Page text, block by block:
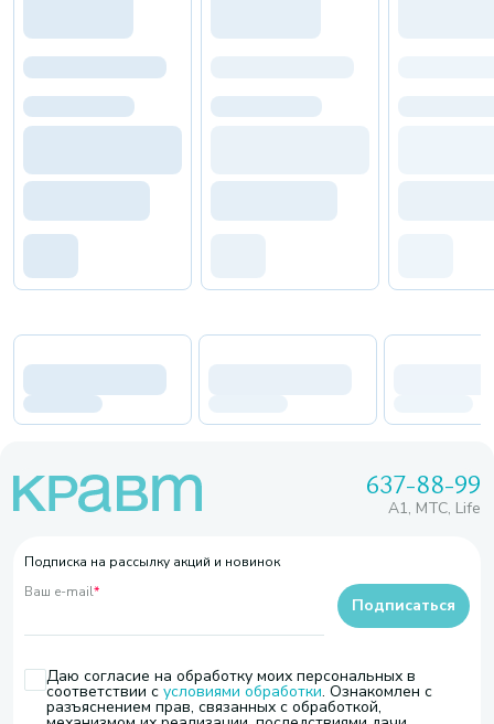
637-88-99
A1, МТС, Life
Подписка на рассылку акций и новинок
Ваш e-mail*
Даю согласие на обработку моих персональных в
соответствии с условиями обработки. Ознакомлен с
разъяснением прав, связанных с обработкой,
Подписаться